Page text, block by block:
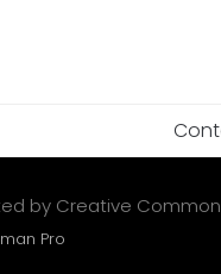
by Creative
Pro